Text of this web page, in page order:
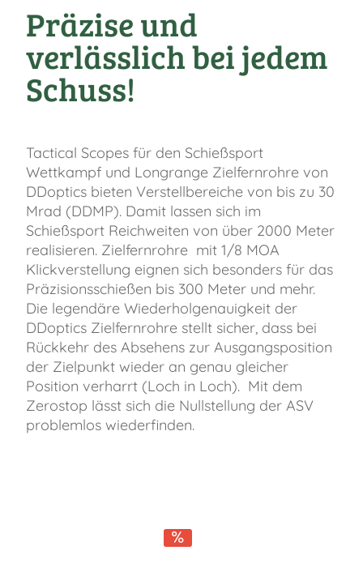
Präzise und
verlässlich bei jedem
Schuss!
Tactical Scopes für den Schießsport
Wettkampf und Longrange Zielfernrohre von
DDoptics bieten Verstellbereiche von bis zu 30
Mrad (DDMP). Damit lassen sich im
Schießsport Reichweiten von über 2000 Meter
realisieren. Zielfernrohre mit 1/8 MOA
Klickverstellung eignen sich besonders für das
Präzisionsschießen bis 300 Meter und mehr.
Die legendäre Wiederholgenauigkeit der
DDoptics Zielfernrohre stellt sicher, dass bei
Rückkehr des Absehens zur Ausgangsposition
der Zielpunkt wieder an genau gleicher
Position verharrt (Loch in Loch). Mit dem
Zerostop lässt sich die Nullstellung der ASV
problemlos wiederfinden.